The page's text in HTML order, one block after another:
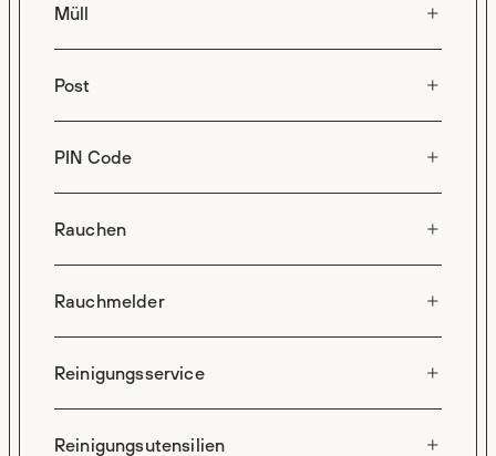
Müll
Post
PIN Code
Rauchen
Rauchmelder
Reinigungsservice
Reinigungsutensilien